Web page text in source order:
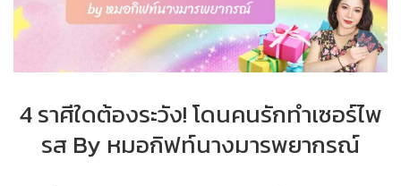
4 ราศีใดต้องระวัง! โดนคนรักทำเซอร์ไพ
รส By หมอกิฟท์นางมารพยากรณ์